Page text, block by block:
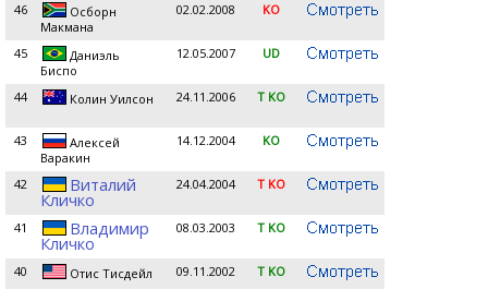
46
Осборн
Maкмана
02.02.2008 KO
45
Даниэль
Биспо
12.05.2007 UD
44 Колин Уилсон 24.11.2006 T KO
43
Алексей
Варакин
14.12.2004 KO
42 Виталий
Кличко
24.04.2004 T KO
41 Владимир
Кличко
08.03.2003 T KO
40 Отис Тисдейл 09.11.2002 T KO